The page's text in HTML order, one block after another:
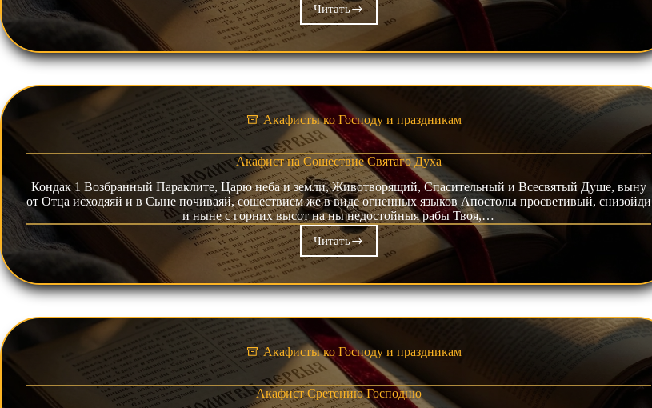
ЧитатьАкафист
благодарственный
«Слава
Богу
всё»
Акафисты ко Господу и праздникам
Акафист на Сошествие Святаго Духа
Кондак 1 Возбранный Параклите, Царю неба и земли, Животворящий, Спасительный и Всесвятый Душе, выну
от Отца исходяяй и в Сыне почиваяй, сошествием же в виде огненных языков Апостолы просветивый, снизойди
и ныне с горних высот на ны недостойныя рабы Твоя,…
ЧитатьАкафист
на
Сошествие
Святаго
Акафисты ко Господу и праздникам
Акафист Сретению Господню